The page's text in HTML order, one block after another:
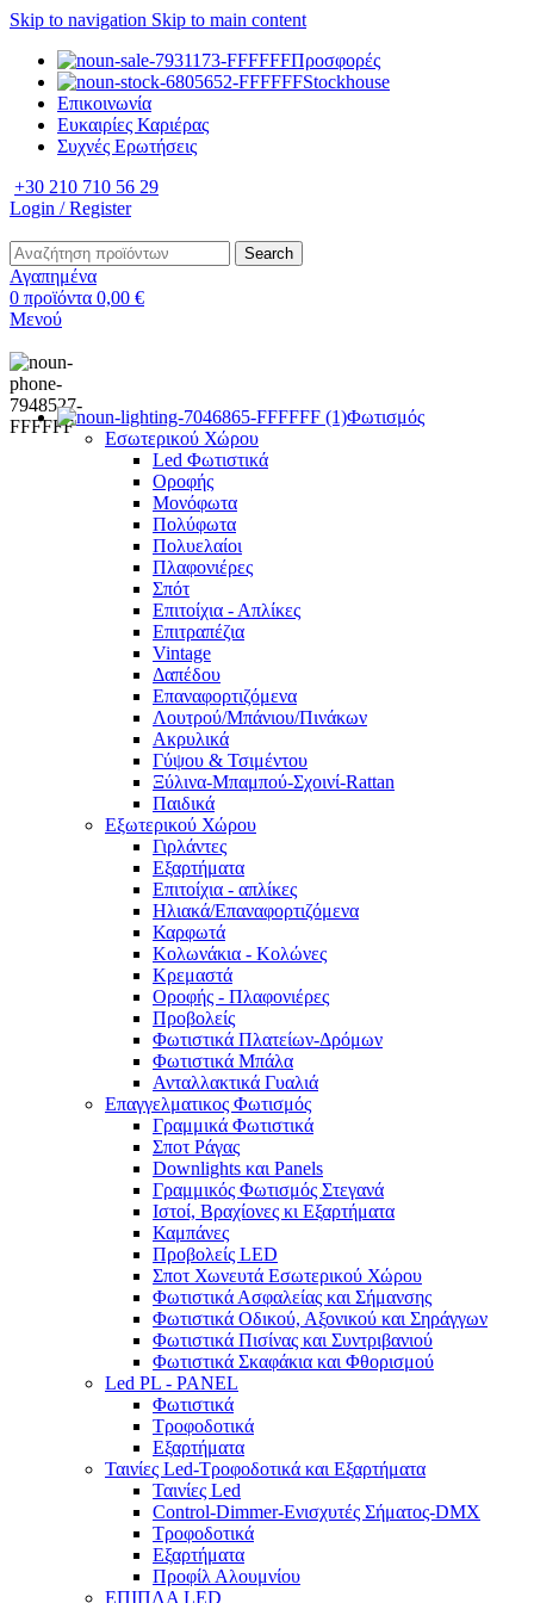
Skip to navigation Skip to main content
Προσφορές
Stockhouse
Επικοινωνία
Ευκαιρίες Καριέρας
Συχνές Ερωτήσεις
+30 210 710 56 29
Login / Register
Search
Αγαπημένα
0 προϊόντα 0,00 €
Μενού
Φωτισμός
Εσωτερικού Χώρου
Led Φωτιστικά
Οροφής
Μονόφωτα
Πολύφωτα
Πολυελαίοι
Πλαφονιέρες
Σπότ
Επιτοίχια - Απλίκες
Επιτραπέζια
Vintage
Δαπέδου
Επαναφορτιζόμενα
Λουτρού/Μπάνιου/Πινάκων
Ακρυλικά
Γύψου & Τσιμέντου
Ξύλινα-Μπαμπού-Σχοινί-Rattan
Παιδικά
Εξωτερικού Χώρου
Γιρλάντες
Εξαρτήματα
Επιτοίχια - απλίκες
Ηλιακά/Επαναφορτιζόμενα
Καρφωτά
Κολωνάκια - Κολώνες
Κρεμαστά
Οροφής - Πλαφονιέρες
Προβολείς
Φωτιστικά Πλατείων-Δρόμων
Φωτιστικά Μπάλα
Ανταλλακτικά Γυαλιά
Επαγγελματικος Φωτισμός
Γραμμικά Φωτιστικά
Σποτ Ράγας
Downlights και Panels
Γραμμικός Φωτισμός Στεγανά
Ιστοί, Βραχίονες κι Εξαρτήματα
Καμπάνες
Προβολείς LED
Σποτ Χωνευτά Εσωτερικού Χώρου
Φωτιστικά Ασφαλείας και Σήμανσης
Φωτιστικά Οδικού, Αξονικού και Σηράγγων
Φωτιστικά Πισίνας και Συντριβανιού
Φωτιστικά Σκαφάκια και Φθορισμού
Led PL - PANEL
Φωτιστικά
Τροφοδοτικά
Εξαρτήματα
Ταινίες Led-Τροφοδοτικά και Εξαρτήματα
Ταινίες Led
Control-Dimmer-Ενισχυτές Σήματος-DMX
Τροφοδοτικά
Εξαρτήματα
Προφίλ Αλουμνίου
ΕΠΙΠΛΑ LED